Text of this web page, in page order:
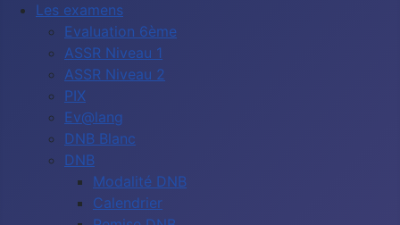
Les examens
Evaluation 6ème
ASSR Niveau 1
ASSR Niveau 2
PIX
Ev@lang
DNB Blanc
DNB
Modalité DNB
Calendrier